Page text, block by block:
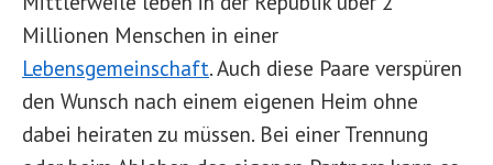
Millionen Menschen in einer
Lebensgemeinschaft. Auch diese Paare verspüren
den Wunsch nach einem eigenen Heim ohne
dabei heiraten zu müssen. Bei einer Trennung